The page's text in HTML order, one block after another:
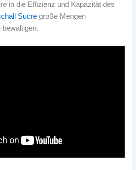
in die Effizienz und Kapazität des
Sucre große Mengen